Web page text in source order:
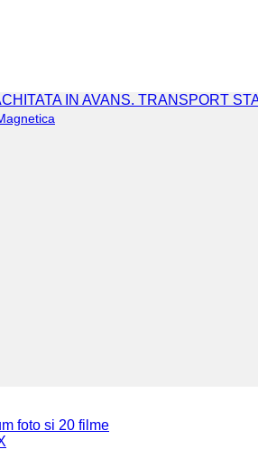
IN AVANS. TRANSPORT